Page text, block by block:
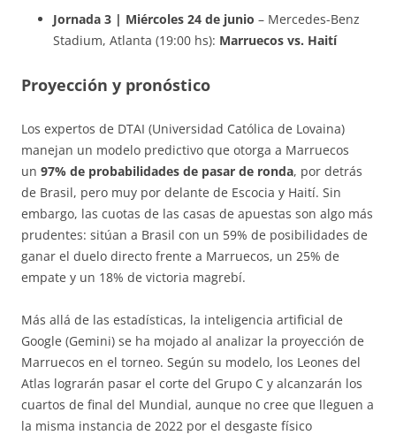
Jornada 3 | Miércoles 24 de junio – Mercedes-Benz
Stadium, Atlanta (19:00 hs): Marruecos vs. Haití
Proyección y pronóstico
Los expertos de DTAI (Universidad Católica de Lovaina)
manejan un modelo predictivo que otorga a Marruecos
un 97% de probabilidades de pasar de ronda, por detrás
de Brasil, pero muy por delante de Escocia y Haití. Sin
embargo, las cuotas de las casas de apuestas son algo más
prudentes: sitúan a Brasil con un 59% de posibilidades de
ganar el duelo directo frente a Marruecos, un 25% de
empate y un 18% de victoria magrebí.
Más allá de las estadísticas, la inteligencia artificial de
Google (Gemini) se ha mojado al analizar la proyección de
Marruecos en el torneo. Según su modelo, los Leones del
Atlas lograrán pasar el corte del Grupo C y alcanzarán los
cuartos de final del Mundial, aunque no cree que lleguen a
la misma instancia de 2022 por el desgaste físico